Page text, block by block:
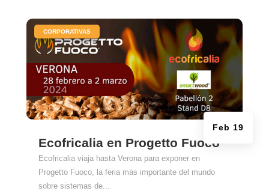
Ecofricalia en Progetto Fuoco
Feb 19
CORPORATIVAS
Ecofricalia viaja hasta Verona para exponer en
Progetto Fuoco, la feria más importante del mundo
sobre sistemas de...